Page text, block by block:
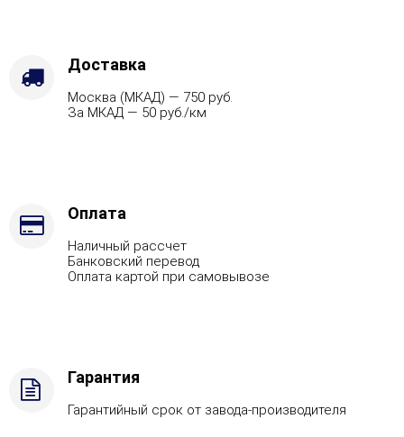
430,
Варианты
Газ
Комплектация
Боковое
подключение
дымохода
Доставка
Москва (МКАД) — 750 руб.
За МКАД — 50 руб./км
Оплата
Наличный рассчет
Банковский перевод
Оплата картой при самовывозе
Гарантия
Гарантийный срок от завода-производителя